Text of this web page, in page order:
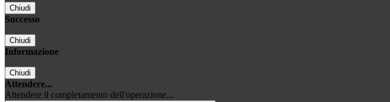
Chiudi
Successo
Chiudi
Informazione
Chiudi
Attendere...
Attendere il completamento dell'operazione...